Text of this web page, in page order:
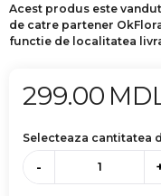
Acest produs este
de catre partener
functie de localitatea
299.00
Selecteaza cantitatea
-